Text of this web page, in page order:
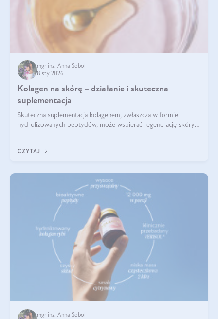
mgr inż. Anna Sobol
8 sty 2026
Kolagen na skórę – działanie i skuteczna
suplementacja
Skuteczna suplementacja kolagenem, zwłaszcza w formie
hydrolizowanych peptydów, może wspierać regenerację skóry i
CZYTAJ
mgr inż. Anna Sobol